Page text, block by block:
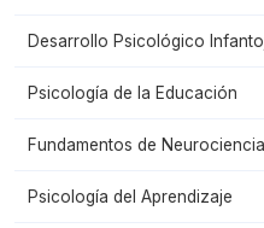
Desarrollo Psicológico
Psicología de la Educación
Fundamentos de
Psicología del Aprendizaje